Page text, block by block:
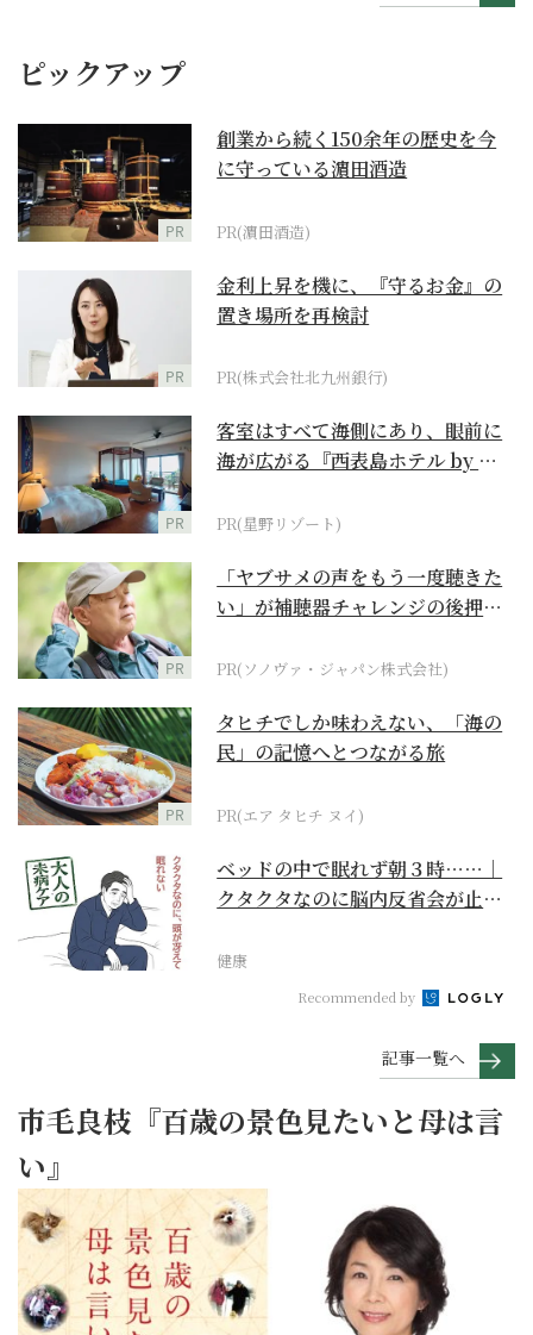
ピックアップ
PR
創業から続く150余年の歴史を今
に守っている濵田酒造
PR(濵田酒造)
PR
金利上昇を機に、『守るお金』の
置き場所を再検討
PR(株式会社北九州銀行)
PR
客室はすべて海側にあり、眼前に
海が広がる『西表島ホテル by 星
PR(星野リゾート)
PR
「ヤブサメの声をもう一度聴きた
い」が補聴器チャレンジの後押し
PR(ソノヴァ・ジャパン株式会社)
PR
タヒチでしか味わえない、「海の
民」の記憶へとつながる旅
PR(エア タヒチ ヌイ)
ベッドの中で眠れず朝３時……｜
クタクタなのに脳内反省会が止ま
健康
Recommended by
記事一覧へ
市毛良枝『百歳の景色見たいと母は言
い』